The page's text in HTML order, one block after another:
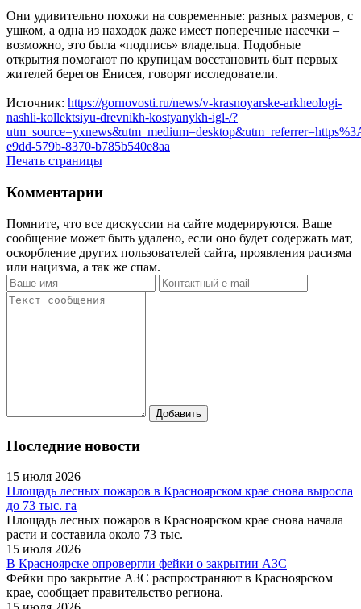
Они удивительно похожи на современные: разных размеров, с
ушком, а одна из находок даже имеет поперечные насечки –
возможно, это была «подпись» владельца. Подобные
открытия помогают по крупицам восстановить быт первых
жителей берегов Енисея, говорят исследователи.
Источник: https://gornovosti.ru/news/v-krasnoyarske-arkheologi-
nashli-kollektsiyu-drevnikh-kostyanykh-igl-/?
e9dd-579b-8370-b785b540e8aa
Печать страницы
Комментарии
Помните, что все дискуссии на сайте модерируются. Ваше
сообщение может быть удалено, если оно будет содержать мат,
оскорбление других пользователей сайта, проявления расизма
или нацизма, а так же спам.
Последние новости
15 июля 2026
Площадь лесных пожаров в Красноярском крае снова выросла
до 73 тыс. га
Площадь лесных пожаров в Красноярском крае снова начала
расти и составила около 73 тыс.
15 июля 2026
В Красноярске опровергли фейки о закрытии АЗС
Фейки про закрытие АЗС распространяют в Красноярском
крае, сообщает правительство региона.